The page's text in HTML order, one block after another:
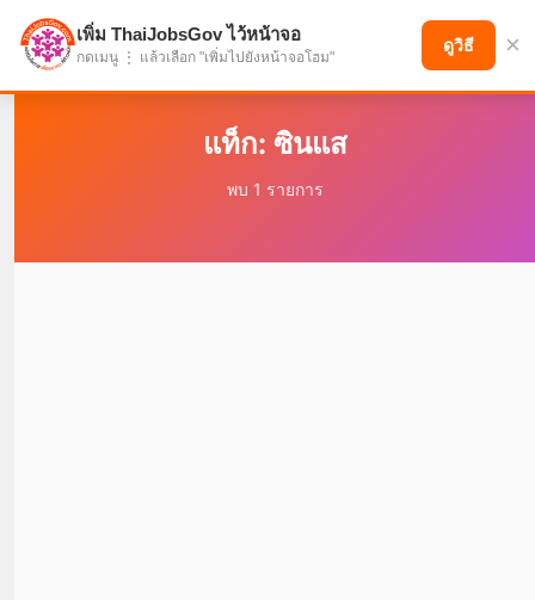
แบ่งปันโอกาส เพื่ออนาคตที่ก้าวหน้า
แท็ก: ซินแส
พบ 1 รายการ
เพิ่ม ThaiJobsGov ไว้หน้าจอ
กดเมนู ⋮ แล้วเลือก "เพิ่มไปยังหน้าจอโฮม"
ดูวิธี ×